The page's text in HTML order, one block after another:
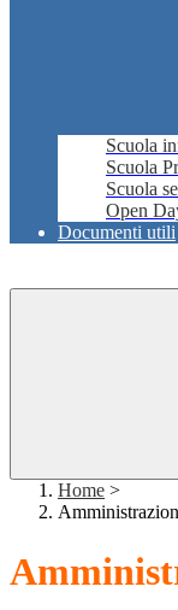
Scuola
Scuola
Scuola
Open
Documenti utili
Home >